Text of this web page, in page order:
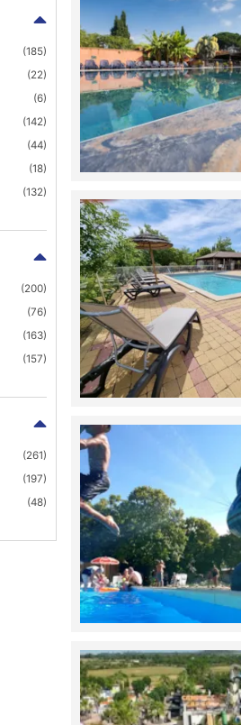
(185)
(22)
(6)
(142)
(44)
(18)
(132)
(200)
(76)
(163)
(157)
(261)
(197)
(48)